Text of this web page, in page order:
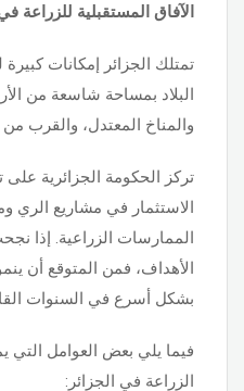
الآفاق المستقبلية للزراعة
تمتلك الجزائر إمكانات كبيرة
البلاد بمساحة شاسعة من
والمناخ المعتدل، والقرب من
تركز الحكومة الجزائرية
الاستثمار في مشاريع الري
الممارسات الزراعية. إذا
الأهداف، فمن المتوقع أن
بشكل أسرع في السنوات
فيما يلي بعض العوامل التي
الزراعة في الجزائر: